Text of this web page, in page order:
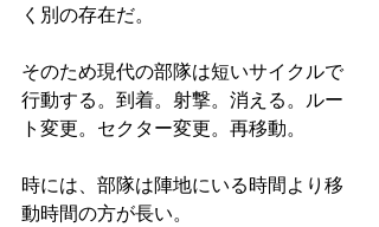
く別の存在だ。
そのため現代の部隊は短いサイクルで
行動する。到着。射撃。消える。ルー
ト変更。セクター変更。再移動。
時には、部隊は陣地にいる時間より移
動時間の方が長い。